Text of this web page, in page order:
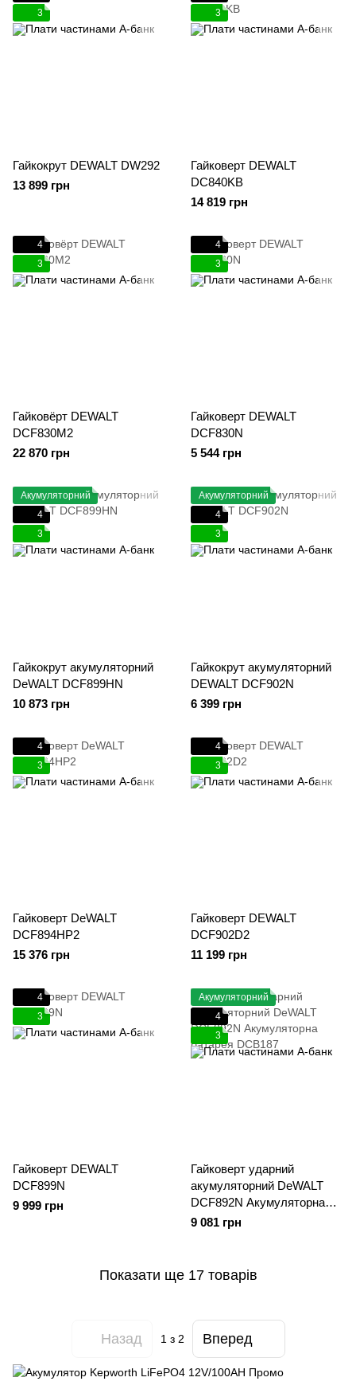
3
Гайкокрут DEWALT DW292
13 899 грн
3
Гайковерт DEWALT
DC840KB
14 819 грн
4
3
Гайковёрт DEWALT
DCF830M2
22 870 грн
4
3
Гайковерт DEWALT
DCF830N
5 544 грн
Акумуляторний
4
3
Гайкокрут акумуляторний
DeWALT DCF899HN
10 873 грн
Акумуляторний
4
3
Гайкокрут акумуляторний
DEWALT DCF902N
6 399 грн
4
3
Гайковерт DeWALT
DCF894HP2
15 376 грн
4
3
Гайковерт DEWALT
DCF902D2
11 199 грн
4
3
Гайковерт DEWALT
DCF899N
9 999 грн
Акумуляторний
4
3
Гайковерт ударний
акумуляторний DeWALT
DCF892N Акумуляторна
батарея DCB187
9 081 грн
Показати ще 17 товарів
Назад 1 з 2 Вперед